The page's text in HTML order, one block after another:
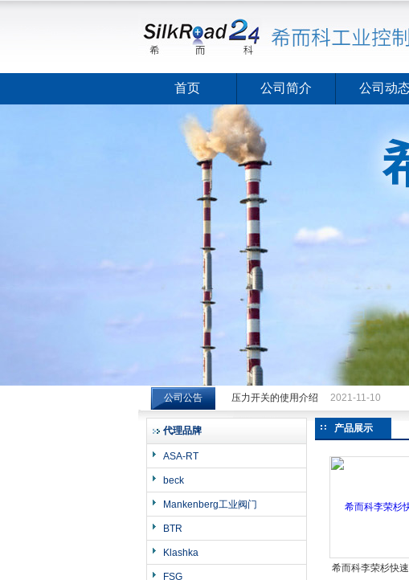
希而科工业控制设备（上海）有限公司
首页 公司简介 公司动
公司公告 压力开关的使用介绍 2021-11-10
代理品牌
ASA-RT
beck
Mankenberg工业阀门
BTR
Klashka
FSG
产品展示
希而科李荣杉快